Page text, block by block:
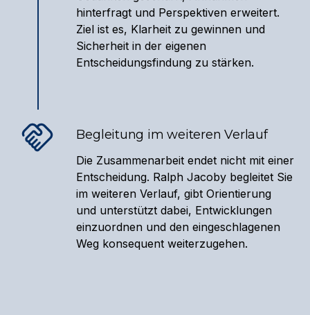
hinterfragt und Perspektiven erweitert.
Ziel ist es, Klarheit zu gewinnen und
Sicherheit in der eigenen
Entscheidungsfindung zu stärken.
Begleitung im weiteren Verlauf
Die Zusammenarbeit endet nicht mit einer
Entscheidung. Ralph Jacoby begleitet Sie
im weiteren Verlauf, gibt Orientierung
und unterstützt dabei, Entwicklungen
einzuordnen und den eingeschlagenen
Weg konsequent weiterzugehen.